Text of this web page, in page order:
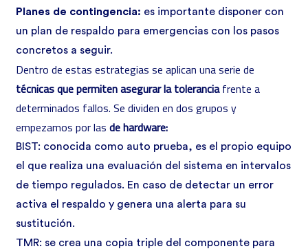
Planes de contingencia: es importante disponer con
un plan de respaldo para emergencias con los pasos
concretos a seguir.
Dentro de estas estrategias se aplican una serie de
técnicas que permiten asegurar la toleranciafrente a
determinados fallos. Se dividen en dos grupos y
empezamos por las de hardware:
BIST: conocida como auto prueba, es el propio equipo
el que realiza una evaluación del sistema en intervalos
de tiempo regulados. En caso de detectar un error
activa el respaldo y genera una alerta para su
sustitución.
TMR: se crea una copia triple del componente para